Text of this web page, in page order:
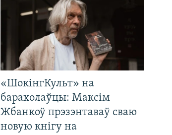
«ШокінгКульт» на
барахолаўцы: Максім
Жбанкоў прэзэнтаваў сваю
новую кнігу на